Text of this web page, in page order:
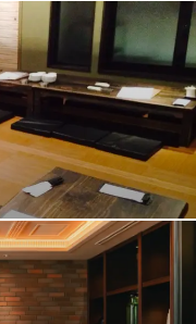
ル1F
ご宴会には飲み放題付
ります。 掘りごたつ式
1F
名様用のお座敷、8～1
個室有ります。